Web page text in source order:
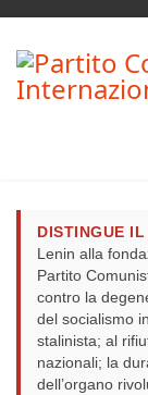
DISTINGUE
Lenin alla
Partito
contro la
del socialismo
stalinista; al
nazionali; la
dell’organo